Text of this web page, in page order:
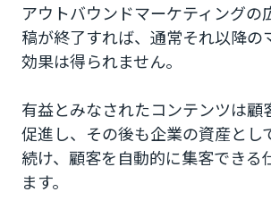
アウトバウンドマーケティングの
稿が終了すれば、通常それ以降の
効果は得られません。
有益とみなされたコンテンツは顧
促進し、その後も企業の資産とし
続け、顧客を自動的に集客できる
ます。